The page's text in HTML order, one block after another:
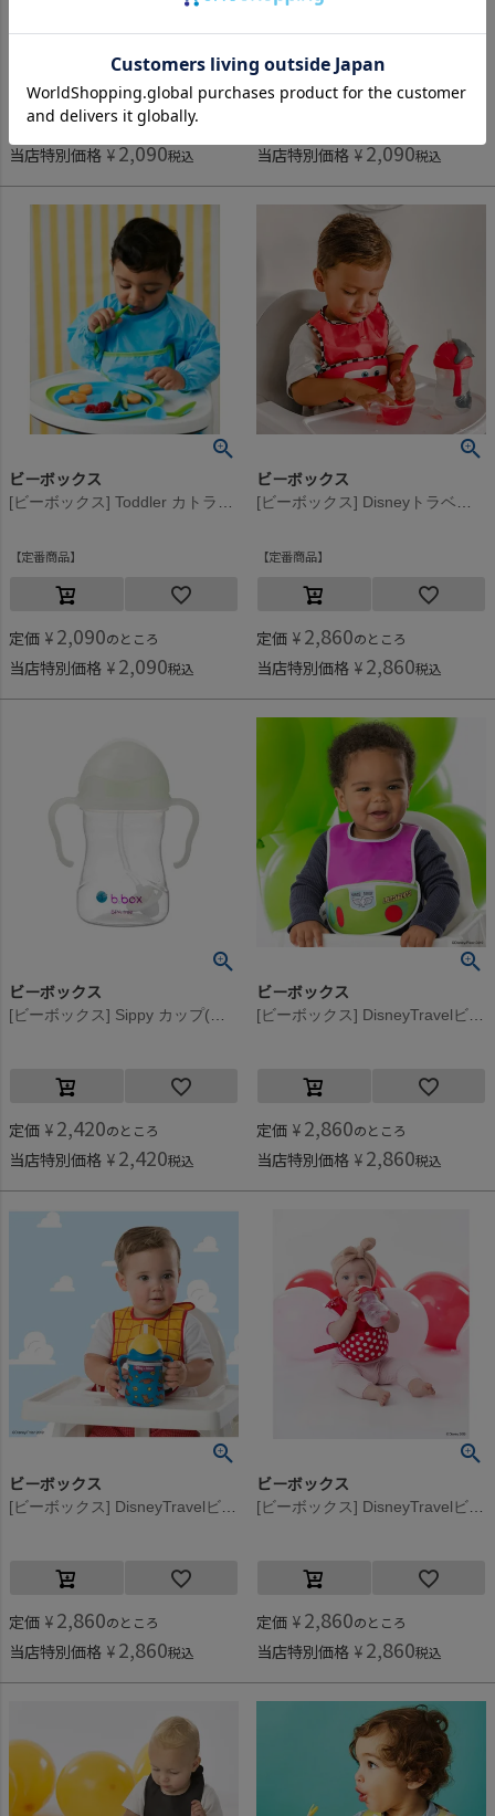
定価 ¥ 2,090のところ
当店特別価格 ¥2,090税込 当店特別価格 ¥2,090税込
ビーボックス
[ビーボックス] Toddler カトラリー オーシャンブリーズ
定番商品
定価 ¥ 2,090のところ
当店特別価格 ¥ 2,090税込
ビーボックス
[ビーボックス] Disneyトラベルビブ LightningMcQueen
定番商品
定価 ¥ 2,860のところ
当店特別価格 ¥ 2,860税込
ビーボックス
[ビーボックス] Sippy カップ(蓄光) 240ml グロウインザダーク
定価 ¥ 2,420のところ
当店特別価格 ¥ 2,420税込
ビーボックス
[ビーボックス] DisneyTravelビブ Buzz
定価 ¥ 2,860のところ
当店特別価格 ¥ 2,860税込
ビーボックス
[ビーボックス] DisneyTravelビブ Woody
定価 ¥ 2,860のところ
当店特別価格 ¥ 2,860税込
ビーボックス
[ビーボックス] DisneyTravelビブ Minnie
定価 ¥ 2,860のところ
当店特別価格 ¥ 2,860税込